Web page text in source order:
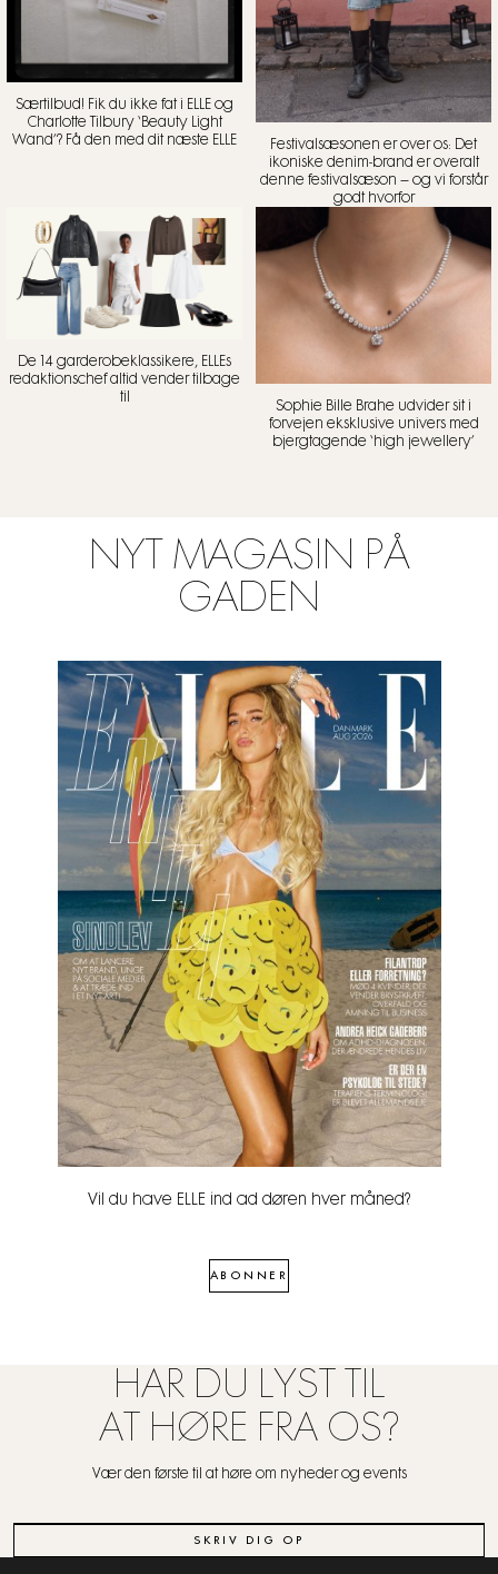
Særtilbud! Fik du ikke fat i ELLE og
Charlotte Tilbury ‘Beauty Light
Wand’? Få den med dit næste ELLE
Festivalsæsonen er over os: Det
ikoniske denim-brand er overalt
denne festivalsæson – og vi forstår
godt hvorfor
De 14 garderobeklassikere, ELLEs
redaktionschef altid vender tilbage
til
Sophie Bille Brahe udvider sit i
forvejen eksklusive univers med
bjergtagende ‘high jewellery’
NYT MAGASIN PÅ
GADEN
Vil du have ELLE ind ad døren hver måned?
ABONNER
HAR DU LYST TIL
AT HØRE FRA OS?
Vær den første til at høre om nyheder og events
SKRIV DIG OP